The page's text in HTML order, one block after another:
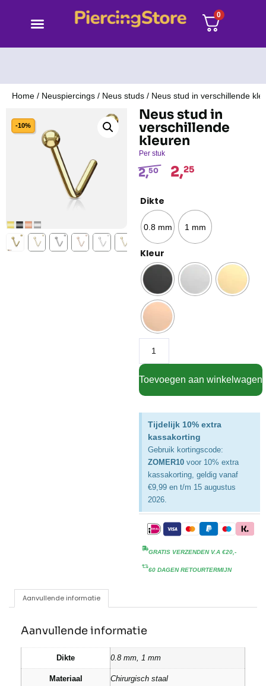
0
Home / Neuspiercings / Neus studs / Neus stud in verschillende
-10%
Neus stud in
verschillende
kleuren
Per stuk
2,50 2,25
Dikte
0.8 mm 1 mm
Kleur
Toevoegen aan winkelwagen
Tijdelijk 10% extra
kassakorting
Gebruik kortingscode:
ZOMER10 voor 10% extra
kassakorting, geldig vanaf
€9,99 en t/m 15 augustus
2026.
GRATIS VERZENDEN V.A €20,-
60 DAGEN RETOURTERMIJN
Aanvullende informatie
Aanvullende informatie
Dikte 0.8 mm, 1 mm
Materiaal Chirurgisch staal